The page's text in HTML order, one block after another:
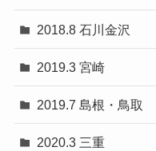
2018.8 石川金沢
2019.3 宮崎
2019.7 島根・鳥取
2020.3 三重